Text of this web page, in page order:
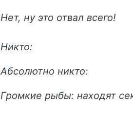
Нет, ну это отвал всего!
Никто:
Абсолютно никто:
Громкие рыбы: находят